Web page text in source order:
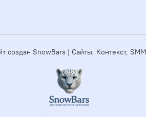
создан SnowBars | Сайты, Контекст, SMM